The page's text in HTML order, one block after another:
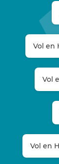
Vol en
Vol
Vol en